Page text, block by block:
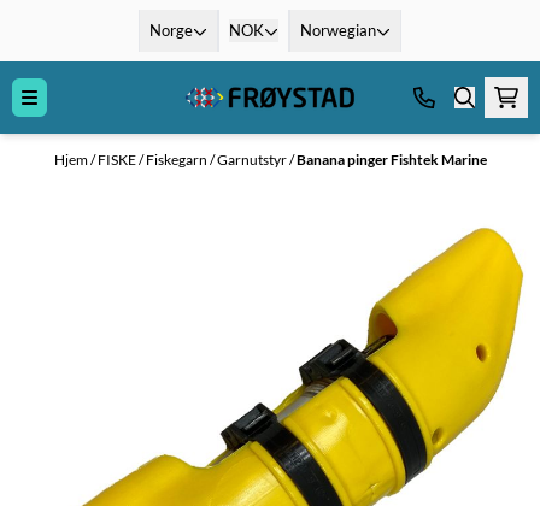
Norge NOK Norwegian
Hjem/FISKE/Fiskegarn /Garnutstyr/Banana pinger Fishtek Marine